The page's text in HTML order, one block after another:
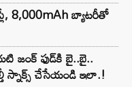
8,000mAh బ్యాటరీతో
జంక్ ఫుడ్‌కి బై..బై..
స్నాక్స్ చేసేయండి ఇలా.!